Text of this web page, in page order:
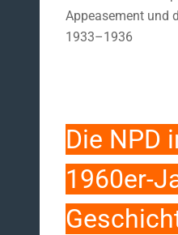
Appeasement und
1933–1936
Die NPD
1960er-